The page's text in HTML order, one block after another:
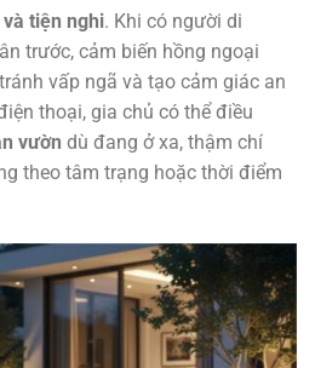
tiện nghi. Khi có người di
trước, cảm biến hồng ngoại
vấp ngã và tạo cảm giác an
thoại, gia chủ có thể điều
vườn dù đang ở xa, thậm chí
theo tâm trạng hoặc thời điểm